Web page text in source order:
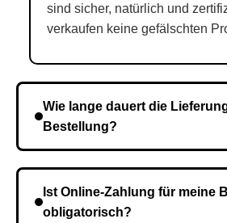
sind sicher, natürlich und
verkaufen keine gefälschten
Wie lange dauert die
Bestellung?
Kurierdienst und die Zeit hängt
Ist Online-Zahlung für meine
obligatorisch?